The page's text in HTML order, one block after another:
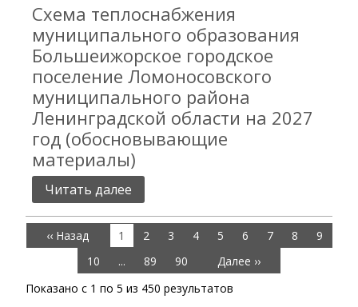
Схема теплоснабжения
муниципального образования
Большеижорское городское
поселение Ломоносовского
муниципального района
Ленинградской области на 2027
год (обосновывающие
материалы)
Читать далее
‹‹ Назад 1 2 3 4 5 6 7 8
9
10
... 89 90
Далее ››
Показано с 1 по 5 из 450 результатов